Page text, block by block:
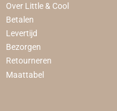
Over Little & Cool
Betalen
Levertijd
Bezorgen
Retourneren
Maattabel